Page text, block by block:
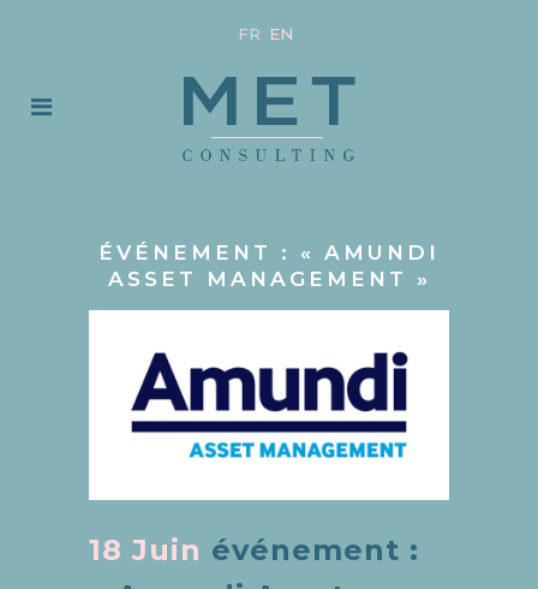
FR EN
ÉVÉNEMENT : « AMUNDI
ASSET MANAGEMENT »
18 Juin événement :